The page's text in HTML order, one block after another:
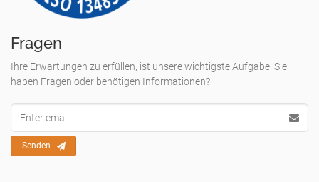
Fragen
Ihre Erwartungen zu erfüllen, ist unsere wichtigste Aufgabe. Sie
haben Fragen oder benötigen Informationen?
Adresse
Senden